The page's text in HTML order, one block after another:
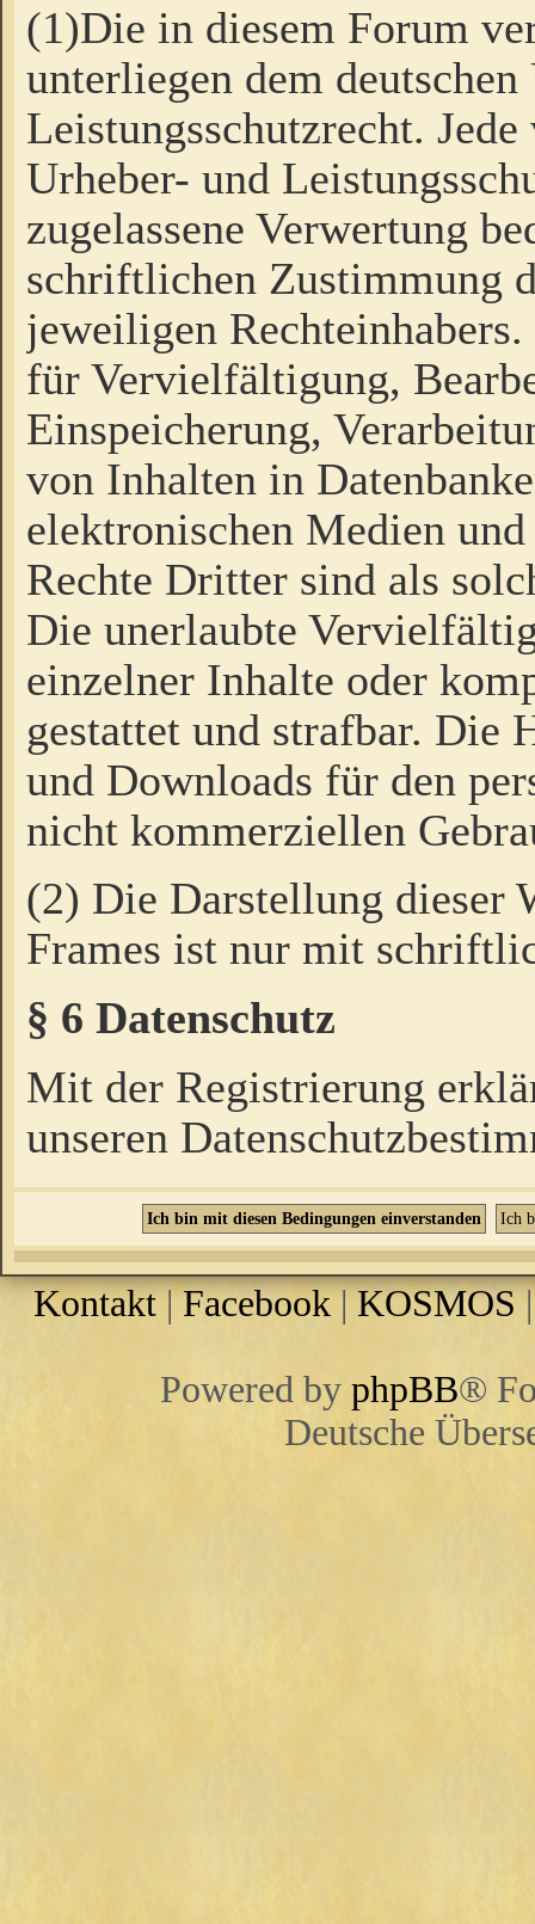
(1)Die in diesem Forum
unterliegen dem
Leistungsschutzrecht.
Urheber- und
zugelassene Verwertung
schriftlichen Zustimmung
jeweiligen
für Vervielfältigung,
Einspeicherung,
von Inhalten in
elektronischen Medien
Rechte Dritter sind als
Die unerlaubte
einzelner Inhalte oder
gestattet und strafbar. Die
und Downloads für den
nicht kommerziellen
(2) Die Darstellung dieser
Frames ist nur mit
§ 6 Datenschutz
Mit der Registrierung
unseren
Kontakt |Facebook | KOSMOS
Powered by phpBB®
Deutsche